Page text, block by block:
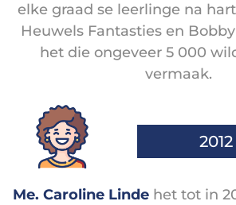
elke graad se leerlinge na
Heuwels Fantasties en
het die ongeveer 5 000
vermaak.
Me. Caroline Lindehet tot in